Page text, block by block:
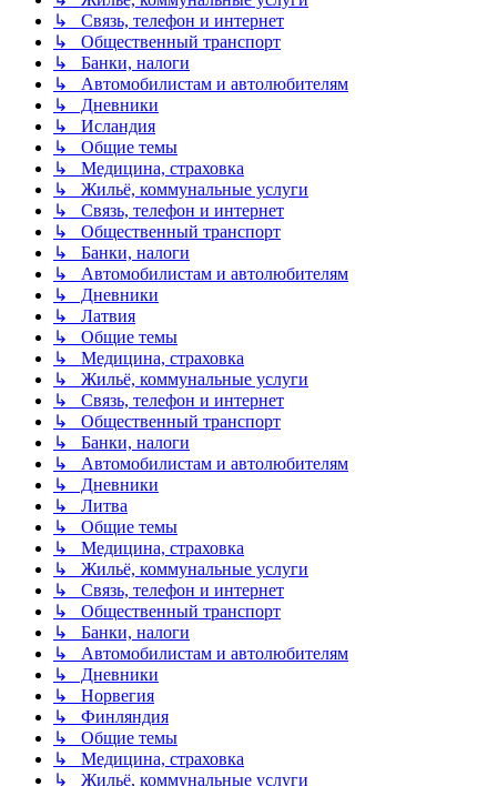
↳ Связь, телефон и интернет
↳ Общественный транспорт
↳ Банки, налоги
↳ Автомобилистам и автолюбителям
↳ Дневники
↳ Исландия
↳ Общие темы
↳ Медицина, страховка
↳ Жильё, коммунальные услуги
↳ Связь, телефон и интернет
↳ Общественный транспорт
↳ Банки, налоги
↳ Автомобилистам и автолюбителям
↳ Дневники
↳ Латвия
↳ Общие темы
↳ Медицина, страховка
↳ Жильё, коммунальные услуги
↳ Связь, телефон и интернет
↳ Общественный транспорт
↳ Банки, налоги
↳ Автомобилистам и автолюбителям
↳ Дневники
↳ Литва
↳ Общие темы
↳ Медицина, страховка
↳ Жильё, коммунальные услуги
↳ Связь, телефон и интернет
↳ Общественный транспорт
↳ Банки, налоги
↳ Автомобилистам и автолюбителям
↳ Дневники
↳ Норвегия
↳ Финляндия
↳ Общие темы
↳ Медицина, страховка
↳ Жильё, коммунальные услуги